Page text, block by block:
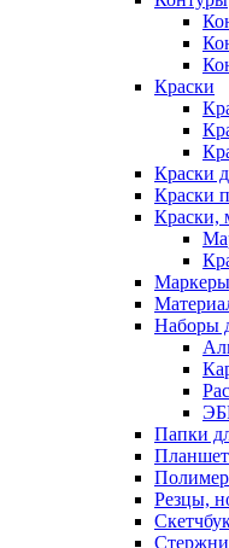
Краски
Краски
Краски
Краски,
Наборы
Папки
Резцы,